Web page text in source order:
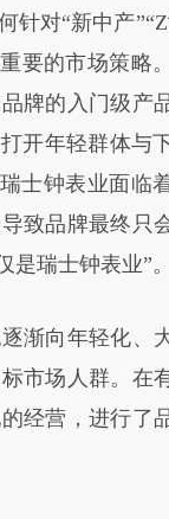
对“新中产”“Z
要的市场策略
牌的入门级产
开年轻群体与
士钟表业面临
致品牌最终只
瑞士钟表业”。
向年轻化、
市场人群。在
经营，进行了